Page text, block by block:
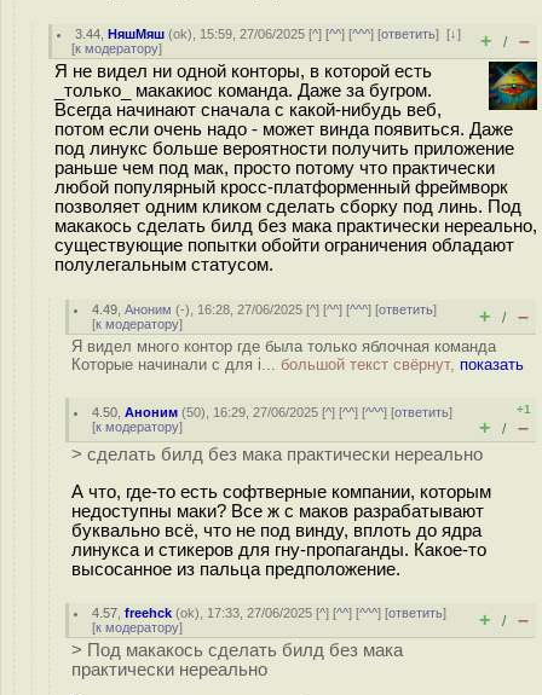
3.44 ,НяшМяш (ok), 15:59, 27/06/2025 [^] [^^] [^^^] [ответить][↓]
[к модератору] + / –
Я не видел ни одной конторы, в которой есть
_только_ макaкиос команда. Даже за бугром.
Всегда начинают сначала с какой-нибудь веб,
потом если очень надо - может винда появиться. Даже
под линукс больше вероятности получить приложение
раньше чем под мак, просто потому что практически
любой популярный кросс-платформенный фреймворк
позволяет одним кликом сделать сборку под линь. Под
макaкось сделать билд без мака практически нереально,
существующие попытки обойти ограничения обладают
полулегальным статусом.
4.49 ,Аноним (-), 16:28, 27/06/2025 [^] [^^] [^^^] [ответить]
[к модератору] + / –
Я видел много контор где была только яблочная команда
Которые начинали с для i... большой текст свёрнут, показать
4.50 ,Аноним (50), 16:29, 27/06/2025 [^] [^^] [^^^] [ответить]
[к модератору]
+1
+ / –
> сделать билд без мака практически нереально
А что, где-то есть софтверные компании, которым
недоступны маки? Все ж с маков разрабатывают
буквально всё, что не под винду, вплоть до ядра
линукса и стикеров для гну-пропаганды. Какое-то
высосанное из пальца предположение.
4.57 ,freehck (ok), 17:33, 27/06/2025 [^] [^^] [^^^] [ответить]
[к модератору] + / –
> Под макaкось сделать билд без мака
практически нереально